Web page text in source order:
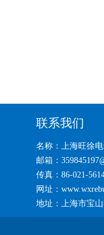
联系我们
名称：上海旺徐
邮箱：
传真：86-021-
网址：
地址：上海市宝